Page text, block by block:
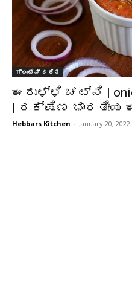
ಗ್ಲುಟೆನ್ ರಹಿತ
ಈರುಳ್ಳಿ ಚಟ್ನಿ | onion
| ದಕ್ಷಿಣ ಭಾರತೀಯ
Hebbars Kitchen - January 20, 2022